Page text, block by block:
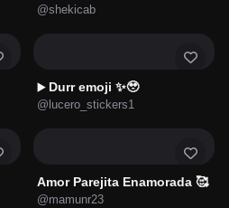
@shekicab
▶️ Durr emoji ✨🥹
@lucero_stickers1
Amor Parejita Enamorada 🥰
@mamunr23